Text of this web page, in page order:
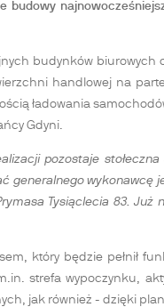
budowy
budynków
handlowej na
ładowania
Gdyni.
pozostaje
generalnego
Tysiąclecia 83.
który będzie pełnił
strefa wypoczynku,
jak również - dzięki